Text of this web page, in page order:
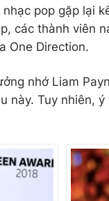
pop gặp lại
các thành viên
One Direction.
nhớ Liam
này. Tuy nhiên,